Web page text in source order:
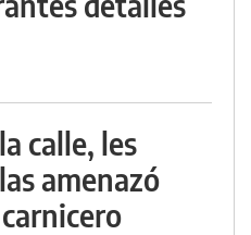
calle, les
amenazó